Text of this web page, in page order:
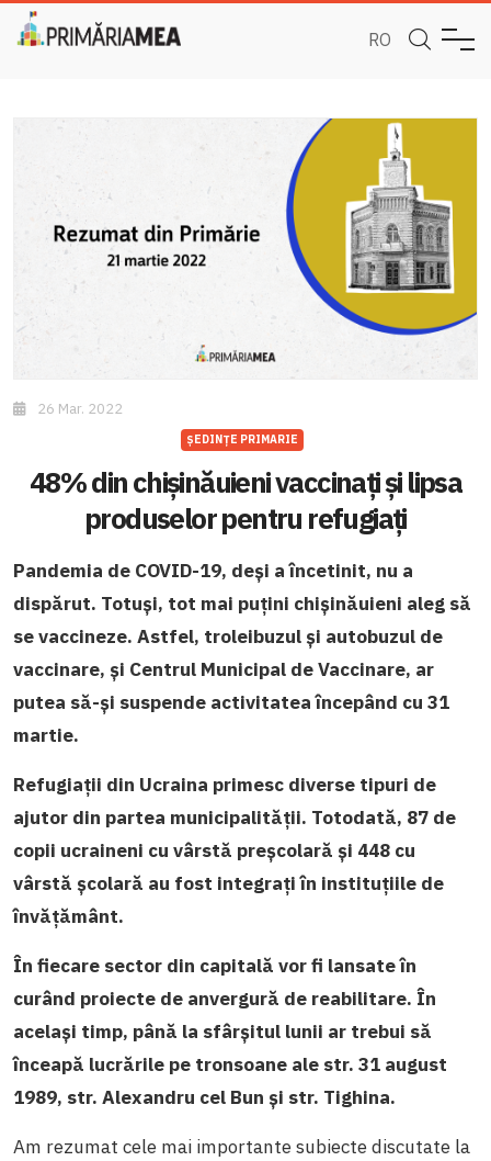
RO
26 Mar. 2022
ȘEDINȚE PRIMARIE
48% din chișinăuieni vaccinați și lipsa
produselor pentru refugiați
Pandemia de COVID-19, deși a încetinit, nu a
dispărut. Totuși, tot mai puțini chișinăuieni aleg să
se vaccineze. Astfel, troleibuzul și autobuzul de
vaccinare, și Centrul Municipal de Vaccinare, ar
putea să-și suspende activitatea începând cu 31
martie.
Refugiații din Ucraina primesc diverse tipuri de
ajutor din partea municipalității. Totodată, 87 de
copii ucraineni cu vârstă preșcolară și 448 cu
vârstă școlară au fost integrați în instituțiile de
învățământ.
În fiecare sector din capitală vor fi lansate în
curând proiecte de anvergură de reabilitare. În
același timp, până la sfârșitul lunii ar trebui să
înceapă lucrările pe tronsoane ale str. 31 august
1989, str. Alexandru cel Bun și str. Tighina.
Am rezumat cele mai importante subiecte discutate la